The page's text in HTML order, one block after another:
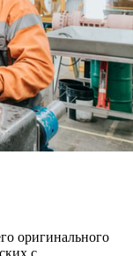
оригинального